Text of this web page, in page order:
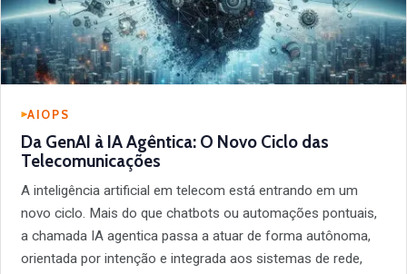
AIOPS
Da GenAI à IA Agêntica: O Novo Ciclo das
Telecomunicações
A inteligência artificial em telecom está entrando em um
novo ciclo. Mais do que chatbots ou automações pontuais,
a chamada IA agentica passa a atuar de forma autônoma,
orientada por intenção e integrada aos sistemas de rede,